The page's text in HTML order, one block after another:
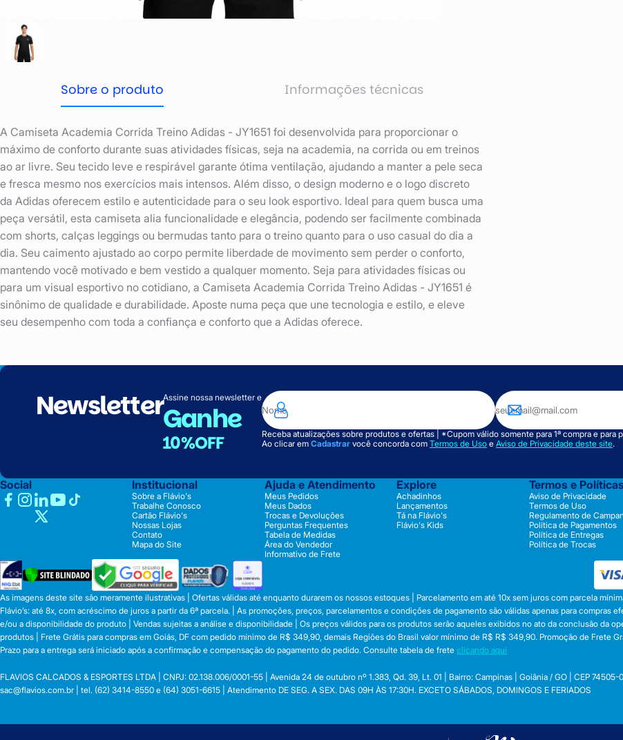
Sobre o produto Informações técnicas
A Camiseta Academia Corrida Treino Adidas - JY1651 foi desenvolvida para proporcionar o
máximo de conforto durante suas atividades físicas, seja na academia, na corrida ou em treinos
ao ar livre. Seu tecido leve e respirável garante ótima ventilação, ajudando a manter a pele seca
e fresca mesmo nos exercícios mais intensos. Além disso, o design moderno e o logo discreto
da Adidas oferecem estilo e autenticidade para o seu look esportivo. Ideal para quem busca uma
peça versátil, esta camiseta alia funcionalidade e elegância, podendo ser facilmente combinada
com shorts, calças leggings ou bermudas tanto para o treino quanto para o uso casual do dia a
dia. Seu caimento ajustado ao corpo permite liberdade de movimento sem perder o conforto,
mantendo você motivado e bem vestido a qualquer momento. Seja para atividades físicas ou
para um visual esportivo no cotidiano, a Camiseta Academia Corrida Treino Adidas - JY1651 é
sinônimo de qualidade e durabilidade. Aposte numa peça que une tecnologia e estilo, e eleve
seu desempenho com toda a confiança e conforto que a Adidas oferece.
NewsletterAssine nossa newsletter e
Ganhe
10%OFF
Receba atualizações sobre produtos e ofertas | *Cupom válido somente para 1ª compra e para
Ao clicar em Cadastrar você concorda com Termos de Uso e Aviso de Privacidade deste site.
Social Institucional
Sobre a Flávio's
Trabalhe Conosco
Cartão Flávio's
Nossas Lojas
Contato
Mapa do Site
Ajuda e Atendimento
Meus Pedidos
Meus Dados
Trocas e Devoluções
Perguntas Frequentes
Tabela de Medidas
Área do Vendedor
Informativo de Frete
Explore
Achadinhos
Lançamentos
Tá na Flávio's
Flávio's Kids
Termos e Políticas
Aviso de Privacidade
Termos de Uso
Regulamento de
Política de Pagamentos
Política de Entregas
Política de Trocas
As imagens deste site são meramente ilustrativas | Ofertas válidas até enquanto durarem os nossos estoques | Parcelamento em até 10x sem juros com parcela
Flávio’s: até 8x, com acréscimo de juros a partir da 6ª parcela. | As promoções, preços, parcelamentos e condições de pagamento são válidas apenas para compras
e/ou a disponibilidade do produto | Vendas sujeitas a análise e disponibilidade | Os preços válidos para os produtos serão aqueles exibidos no ato da conclusão da
produtos | Frete Grátis para compras em Goiás, DF com pedido mínimo de R$ 349,90, demais Regiões do Brasil valor mínimo de R$ R$ 349,90. Promoção de Frete
Prazo para a entrega será iniciado após a confirmação e compensação do pagamento do pedido. Consulte tabela de frete clicando aqui
FLAVIOS CALCADOS & ESPORTES LTDA | CNPJ: 02.138.006/0001-55 | Avenida 24 de outubro nº 1.383, Qd. 39, Lt. 01 | Bairro: Campinas | Goiânia / GO | CEP 74505-
sac@flavios.com.br | tel. (62) 3414-8550 e (64) 3051-6615 | Atendimento DE SEG. A SEX. DAS 09H ÀS 17:30H. EXCETO SÁBADOS, DOMINGOS E FERIADOS